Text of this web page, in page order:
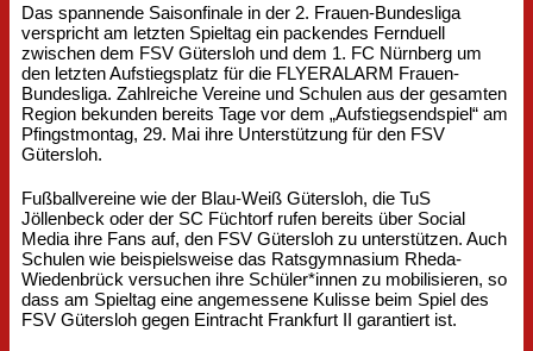
Das spannende Saisonfinale in der 2. Frauen-Bundesliga
verspricht am letzten Spieltag ein packendes Fernduell
zwischen dem FSV Gütersloh und dem 1. FC Nürnberg um
den letzten Aufstiegsplatz für die FLYERALARM Frauen-
Bundesliga. Zahlreiche Vereine und Schulen aus der gesamten
Region bekunden bereits Tage vor dem „Aufstiegsendspiel“ am
Pfingstmontag, 29. Mai ihre Unterstützung für den FSV
Gütersloh.
Fußballvereine wie der Blau-Weiß Gütersloh, die TuS
Jöllenbeck oder der SC Füchtorf rufen bereits über Social
Media ihre Fans auf, den FSV Gütersloh zu unterstützen. Auch
Schulen wie beispielsweise das Ratsgymnasium Rheda-
Wiedenbrück versuchen ihre Schüler*innen zu mobilisieren, so
dass am Spieltag eine angemessene Kulisse beim Spiel des
FSV Gütersloh gegen Eintracht Frankfurt II garantiert ist.